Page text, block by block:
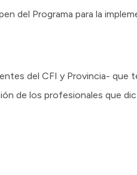
del Programa para la
del CFI y Provincia- que
de los profesionales que